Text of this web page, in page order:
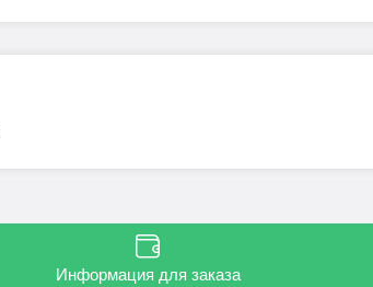
Информация для заказа